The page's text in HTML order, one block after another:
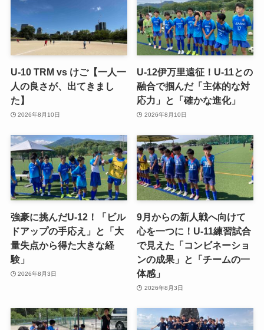
U-10 TRM vs けご【一人一
人の良さが、出てきまし
た】
2026年8月10日
U-12伊万里遠征！U-11との
融合で掴んだ「主体的な対
応力」と「確かな進化」
2026年8月10日
強豪に挑んだU-12！「ビル
ドアップの手応え」と「大
量失点から得た大きな経
験」
2026年8月3日
9月からの新人戦へ向けて
心を一つに！U-11練習試合
で見えた「コンビネーショ
ンの成果」と「チームの一
体感」
2026年8月3日